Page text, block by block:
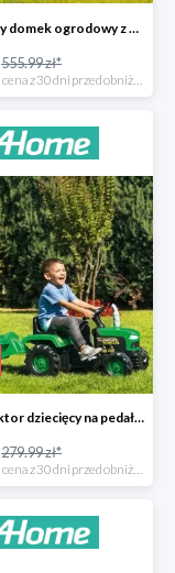
Dolu Duży domek ogrodowy z płotem -20%
555.99 zł*
Dolu Traktor dziecięcy na pedały z przyczepką -22%
279.99 zł*
*najniższa cena z 30 dni przed obniżką